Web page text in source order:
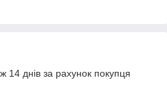
14 днів за рахунок покупця